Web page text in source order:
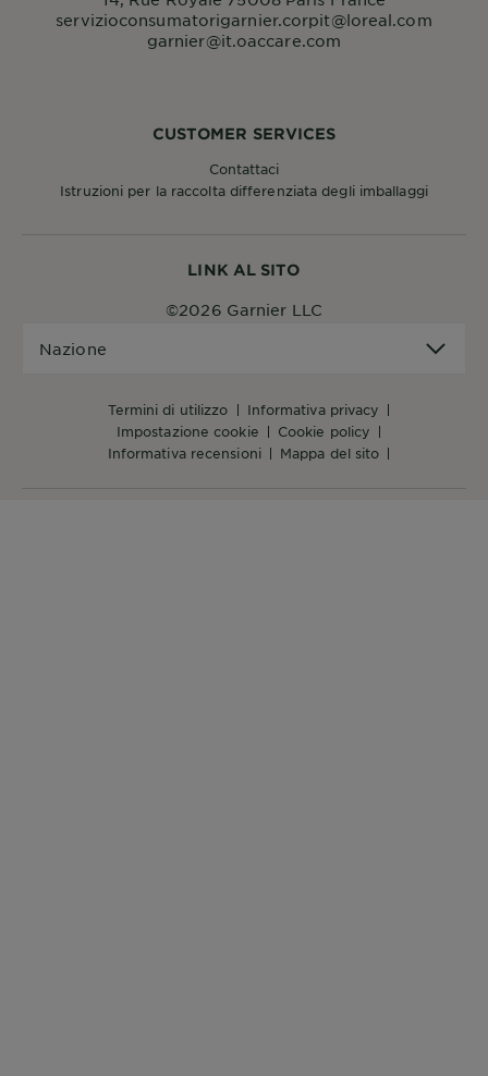
LINK AL SITO
termini di utilizzo
informativa privacy
impostazione cookie
cookie policy
informativa recensioni
mappa del sito
Nazione
©2026 Garnier LLC
CUSTOMER SERVICES
Contattaci
Istruzioni per la raccolta differenziata degli imballaggi
servizioconsumatorigarnier.corpit@loreal.com
garnier@it.oaccare.com